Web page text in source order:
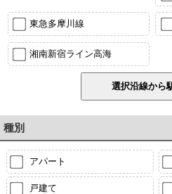
東急多摩川線
湘南新宿ライン高海
種別
アパート
戸建て